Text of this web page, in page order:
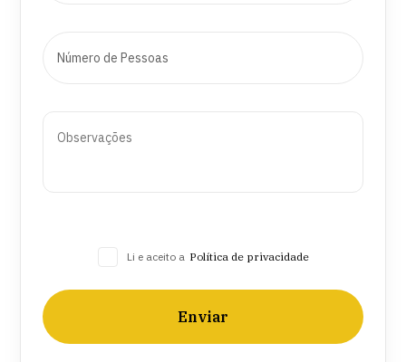
Li e aceito a Política de privacidade
Enviar